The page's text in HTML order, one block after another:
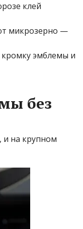
клей
микрозерно —
эмблемы и
без
и на крупном